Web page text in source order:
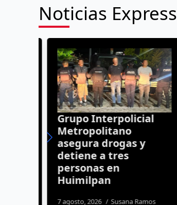
Noticias Express
Grupo Interpolicial
Metropolitano
asegura drogas y
detiene a tres
personas en
Huimilpan
7 agosto, 2026 Susana Ramos